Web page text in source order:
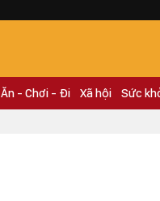
Ăn - Chơi - Đi Xã hội Sức